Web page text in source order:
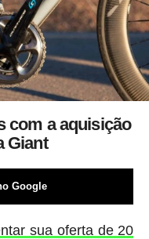
com a aquisição
Giant
Google
sua oferta de 20